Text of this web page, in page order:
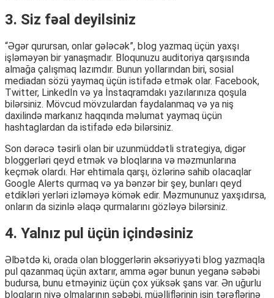
3. Siz fəal deyilsiniz
“Əgər qurursan, onlar gələcək”, blog yazmaq üçün yaxşı
işləməyən bir yanaşmadır. Bloqunuzu auditoriya qarşısında
almağa çalışmaq lazımdır. Bunun yollarından biri, sosial
mediadan sözü yaymaq üçün istifadə etmək olar. Facebook,
Twitter, LinkedIn və ya İnstaqramdakı yazılarınıza qoşula
bilərsiniz. Mövcud mövzulardan faydalanmaq və ya niş
daxilində markanız haqqında məlumat yaymaq üçün
hashtaglardan da istifadə edə bilərsiniz.
Son dərəcə təsirli olan bir uzunmüddətli strategiya, digər
bloggerləri qeyd etmək və bloqlarına və məzmunlarına
keçmək olardı. Hər ehtimala qarşı, özlərinə sahib olacaqlar
Google Alerts qurmaq və ya bənzər bir şey, bunları qeyd
etdikləri yerləri izləməyə kömək edir. Məzmununuz yaxşıdırsa,
onların da sizinlə əlaqə qurmalarını gözləyə bilərsiniz.
4. Yalnız pul üçün içindəsiniz
Əlbətdə ki, orada olan bloggerlərin əksəriyyəti blog yazmaqla
pul qazanmaq üçün axtarır, amma əgər bunun yeganə səbəbi
budursa, bunu etməyiniz üçün çox yüksək şans var. Ən uğurlu
bloqların niyə olmalarının səbəbi, müəlliflərinin işin tərəflərinə